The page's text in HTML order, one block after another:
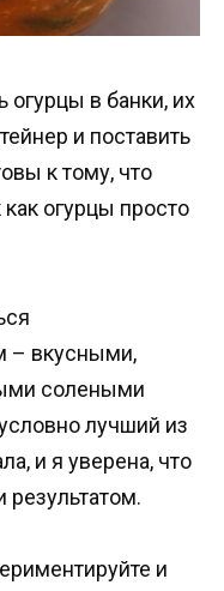
огурцы в банки, их
и поставить
к тому, что
как огурцы просто
– вкусными,
солеными
лучший из
и я уверена, что
и